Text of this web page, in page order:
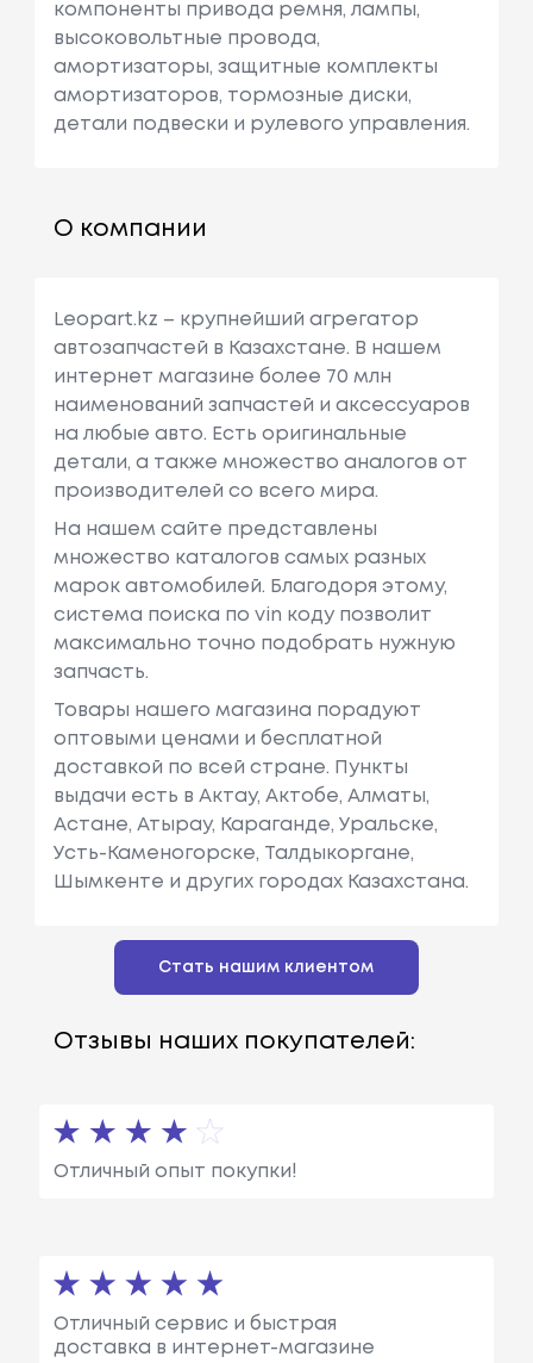
компоненты привода ремня, лампы,
высоковольтные провода,
амортизаторы, защитные комплекты
амортизаторов, тормозные диски,
детали подвески и рулевого управления.
О компании
Leopart.kz – крупнейший агрегатор
автозапчастей в Казахстане. В нашем
интернет магазине более 70 млн
наименований запчастей и аксессуаров
на любые авто. Есть оригинальные
детали, а также множество аналогов от
производителей со всего мира.
На нашем сайте представлены
множество каталогов самых разных
марок автомобилей. Благодоря этому,
система поиска по vin коду позволит
максимально точно подобрать нужную
запчасть.
Товары нашего магазина порадуют
оптовыми ценами и бесплатной
доставкой по всей стране. Пункты
выдачи есть в Актау, Актобе, Алматы,
Астане, Атырау, Караганде, Уральске,
Усть-Каменогорске, Талдыкоргане,
Шымкенте и других городах Казахстана.
Стать нашим клиентом
Отзывы наших покупателей:
Отличный опыт покупки!
Отличный сервис и быстрая
доставка в интернет-магазине